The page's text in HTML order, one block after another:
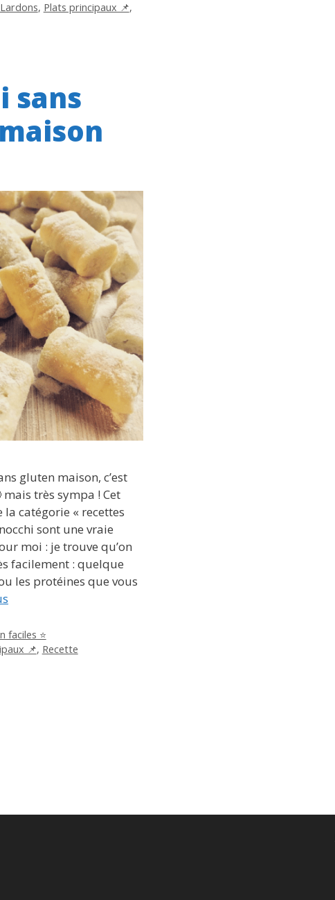
Lardons, Plats principaux 📌,
sans
gluten maison, c’est
mais très sympa ! Cet
catégorie « recettes
sont une vraie
moi : je trouve qu’on
facilement : quelque
les protéines que vous
faciles ⭐
📌, Recette